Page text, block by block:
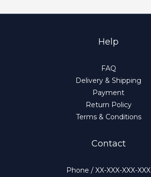
Help
FAQ
Delivery & Shipping
Payment
Return Policy
Terms & Conditions
Contact
Phone / XX-XXX-XXX-XXX